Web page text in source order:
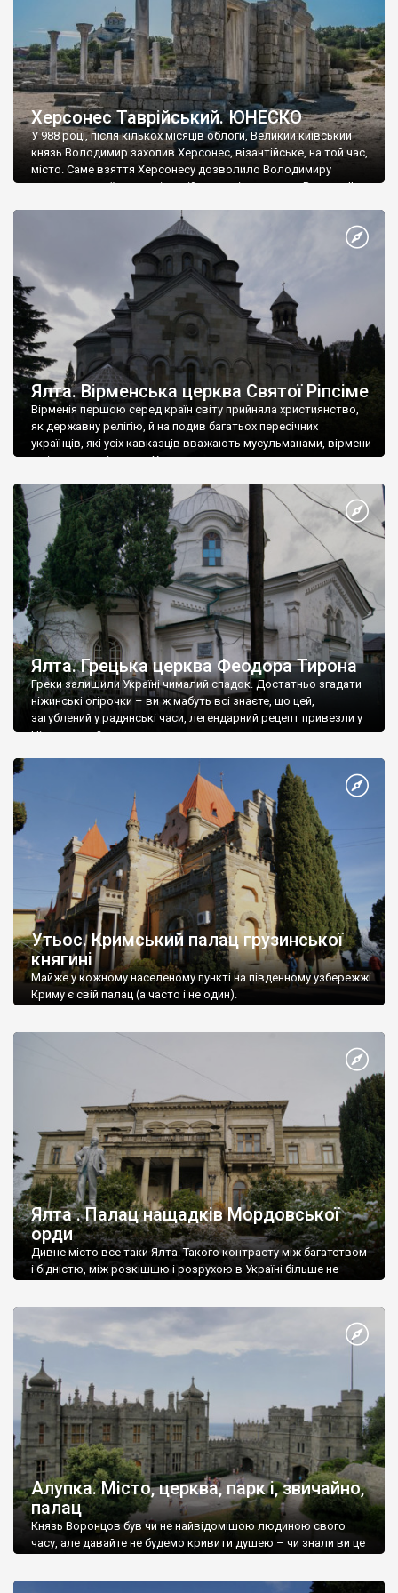
Херсонес Таврійський. ЮНЕСКО
У 988 році, після кількох місяців облоги, Великий київський
князь Володимир захопив Херсонес, візантійське, на той час,
місто. Саме взяття Херсонесу дозволило Володимиру
диктувати свої умови візантійському імператору Василю ІІ, та
Херсонесі Володимир-язичник, став Василем-християнином.
А потім було Хрещення Русі. На честь Херсонесу Таврійського
Ялта. Вірменська церква Святої Ріпсіме
Вірменія першою серед країн світу прийняла християнство,
як державну релігію, й на подив багатьох пересічних
українців, які усіх кавказців вважають мусульманами, вірмени
є відданими вірянами Христа
Ялта. Грецька церква Феодора Тирона
Греки залишили Україні чималий спадок. Достатньо згадати
ніжинські огірочки – ви ж мабуть всі знаєте, що цей,
загублений у радянські часи, легендарний рецепт привезли у
Ніжин греки?
Утьос. Кримський палац грузинської
княгині
Майже у кожному населеному пункті на південному узбережжі
Криму є свій палац (а часто і не один).
Ялта . Палац нащадків Мордовської
орди
Дивне місто все таки Ялта. Такого контрасту між багатством
і бідністю, між розкішшю і розрухою в Україні більше не
Алупка. Місто, церква, парк і, звичайно,
палац
Князь Воронцов був чи не найвідомішою людиною свого
часу, але давайте не будемо кривити душею – чи знали ви це